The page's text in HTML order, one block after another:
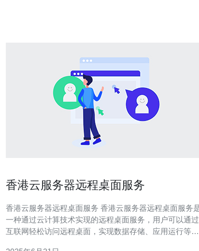
香港云服务器远程桌面服务
香港云服务器远程桌面服务 香港云服务器远程桌面服务是
一种通过云计算技术实现的远程桌面服务，用户可以通过
互联网轻松访问远程桌面，实现数据存储、应用运行等功